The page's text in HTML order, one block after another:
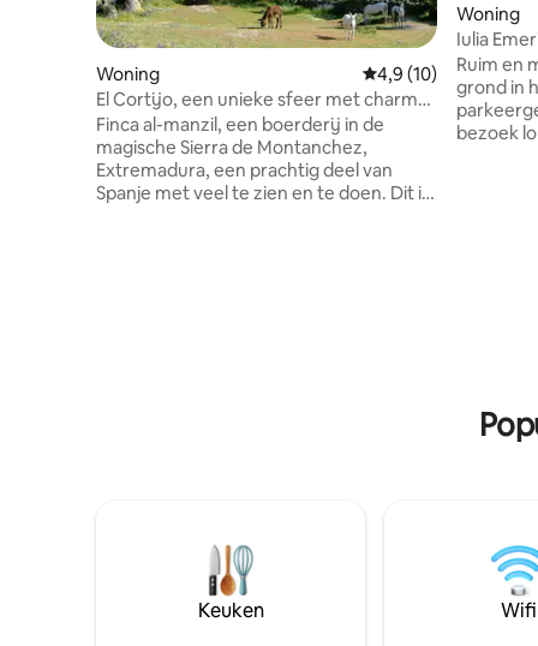
Woning Gemiddelde
4,9 (10)
El Cortijo, een unieke sfeer met charme
en stijl
Finca al-manzil, een boerderij in de
magische Sierra de Montanchez,
Extremadura, een prachtig deel van
Spanje met veel te zien en te doen. Dit is
Woning
Iulia
Ruim en
grond in
bezoek
Keuken Wifi